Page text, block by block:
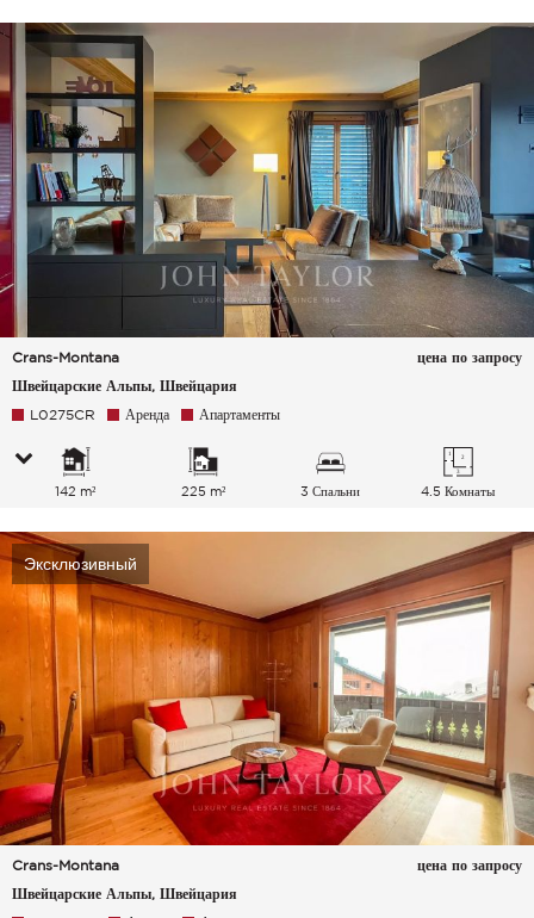
Crans-Montana
Швейцарские Альпы, Швейцария
цена по запросу
L0275CR Аренда Апартаменты
142 m² 225 m² 3 Спальни 4.5 Комнаты
Эксклюзивный
Crans-Montana
Швейцарские Альпы, Швейцария
цена по запросу